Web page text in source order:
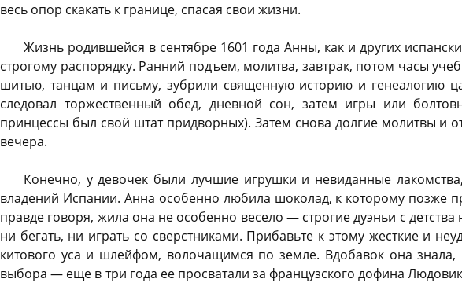
весь опор скакать к границе, спасая свои жизни.
Жизнь родившейся в сентябре 1601 года Анны, как и других
строгому распорядку. Ранний подъем, молитва, завтрак, потом часы
шитью, танцам и письму, зубрили священную историю и генеалогию
следовал торжественный обед, дневной сон, затем игры или
принцессы был свой штат придворных). Затем снова долгие молитвы и
вечера.
Конечно, у девочек были лучшие игрушки и невиданные
владений Испании. Анна особенно любила шоколад, к которому позже
правде говоря, жила она не особенно весело — строгие дуэньи с детства
ни бегать, ни играть со сверстниками. Прибавьте к этому жесткие и
китового уса и шлейфом, волочащимся по земле. Вдобавок она
выбора — еще в три года ее просватали за французского дофина